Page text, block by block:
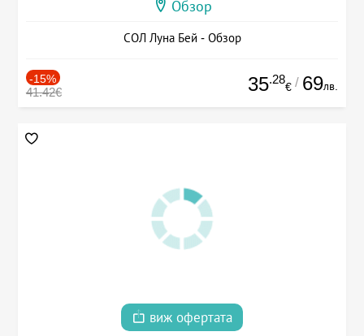
Обзор
СОЛ Луна Бей - Обзор
-15%
41.42€ 35.28
€ / 69лв.
виж офертата